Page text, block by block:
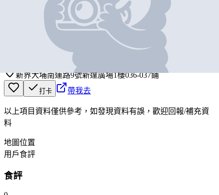
水門雞飯(新達廣場)
Water Gate Chicken Rice (Uptown Plaza)
新界大埔南運路9號新達廣場1樓036-037鋪
打卡 帶我去
以上項目資料僅供參考，如發現資料有誤，歡迎回報/補充資
料
地圖位置
用戶食評
食評